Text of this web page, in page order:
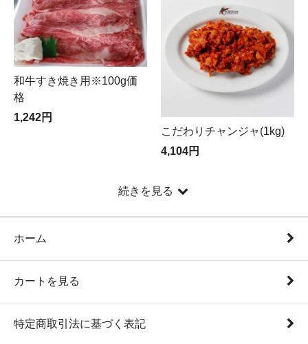
和牛すき焼き用※100g価
格
1,242円
こだわりチャンジャ(1kg)
4,104円
続きを見る
ホーム
カートを見る
特定商取引法に基づく表記